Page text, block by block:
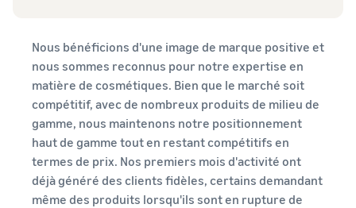
Nous bénéficions d'une image de marque positive et
nous sommes reconnus pour notre expertise en
matière de cosmétiques. Bien que le marché soit
compétitif, avec de nombreux produits de milieu de
gamme, nous maintenons notre positionnement
haut de gamme tout en restant compétitifs en
termes de prix. Nos premiers mois d'activité ont
déjà généré des clients fidèles, certains demandant
même des produits lorsqu'ils sont en rupture de